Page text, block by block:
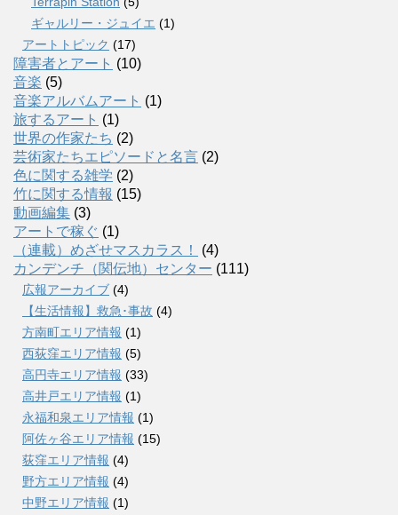
ギャルリー・ジュイエ (1)
アートトピック (17)
障害者とアート (10)
音楽 (5)
音楽アルバムアート (1)
旅するアート (1)
世界の作家たち (2)
芸術家たちエピソードと名言 (2)
色に関する雑学 (2)
竹に関する情報 (15)
動画編集 (3)
アートで稼ぐ (1)
（連載）めざせマスカラス！
(4)
カンデンチ（関伝地）センター (111)
広報アーカイブ (4)
【生活情報】救急･事故 (4)
方南町エリア情報 (1)
西荻窪エリア情報 (5)
高円寺エリア情報 (33)
高井戸エリア情報 (1)
永福和泉エリア情報 (1)
阿佐ヶ谷エリア情報 (15)
荻窪エリア情報 (4)
野方エリア情報 (4)
中野エリア情報 (1)